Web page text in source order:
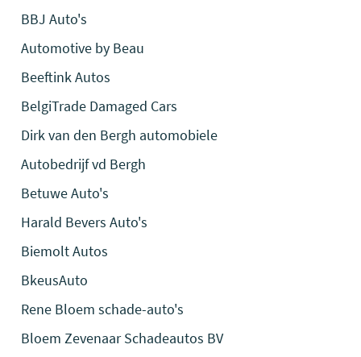
BBJ Auto's
Automotive by Beau
Beeftink Autos
BelgiTrade Damaged Cars
Dirk van den Bergh automobiele
Autobedrijf vd Bergh
Betuwe Auto's
Harald Bevers Auto's
Biemolt Autos
BkeusAuto
Rene Bloem schade-auto's
Bloem Zevenaar Schadeautos BV